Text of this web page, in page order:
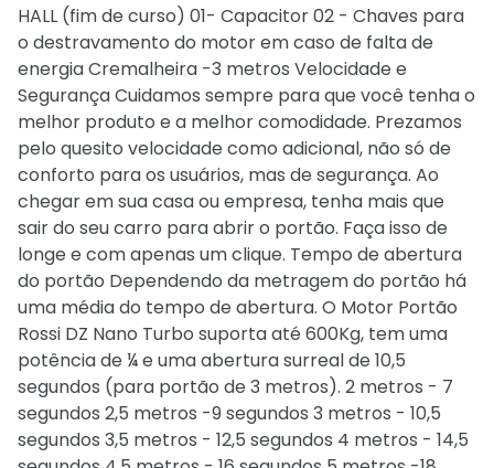
HALL (fim de curso) 01- Capacitor 02 - Chaves para
o destravamento do motor em caso de falta de
energia Cremalheira -3 metros Velocidade e
Segurança Cuidamos sempre para que você tenha o
melhor produto e a melhor comodidade. Prezamos
pelo quesito velocidade como adicional, não só de
conforto para os usuários, mas de segurança. Ao
chegar em sua casa ou empresa, tenha mais que
sair do seu carro para abrir o portão. Faça isso de
longe e com apenas um clique. Tempo de abertura
do portão Dependendo da metragem do portão há
uma média do tempo de abertura. O Motor Portão
Rossi DZ Nano Turbo suporta até 600Kg, tem uma
potência de ¼ e uma abertura surreal de 10,5
segundos (para portão de 3 metros). 2 metros - 7
segundos 2,5 metros -9 segundos 3 metros - 10,5
segundos 3,5 metros - 12,5 segundos 4 metros - 14,5